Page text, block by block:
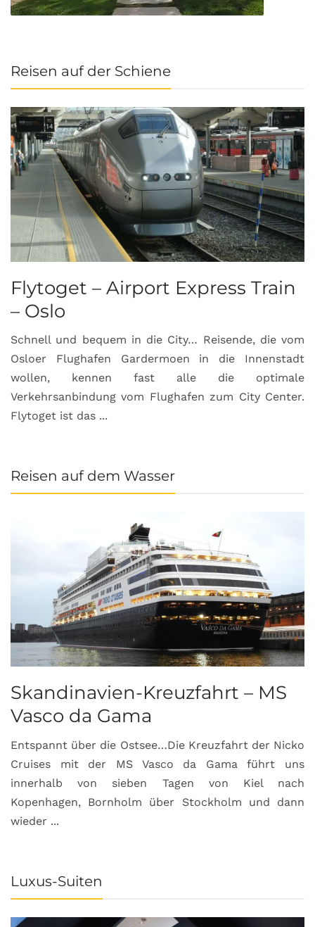
Reisen auf der Schiene
Flytoget – Airport Express Train
– Oslo
Schnell und bequem in die City… Reisende, die vom
Osloer Flughafen Gardermoen in die Innenstadt
wollen, kennen fast alle die optimale
Verkehrsanbindung vom Flughafen zum City Center.
Flytoget ist das ...
Reisen auf dem Wasser
Skandinavien-Kreuzfahrt – MS
Vasco da Gama
Entspannt über die Ostsee…Die Kreuzfahrt der Nicko
Cruises mit der MS Vasco da Gama führt uns
innerhalb von sieben Tagen von Kiel nach
Kopenhagen, Bornholm über Stockholm und dann
wieder ...
Luxus-Suiten